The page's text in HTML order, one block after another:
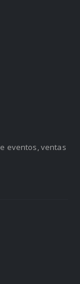
eventos, ventas